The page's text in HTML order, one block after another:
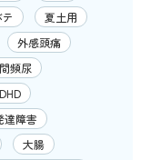
夏土用
外感頭痛
頻尿
達障害
大腸